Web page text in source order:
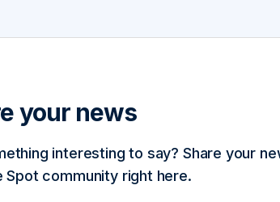
your news
interesting to say? Share your
Spot community right here.